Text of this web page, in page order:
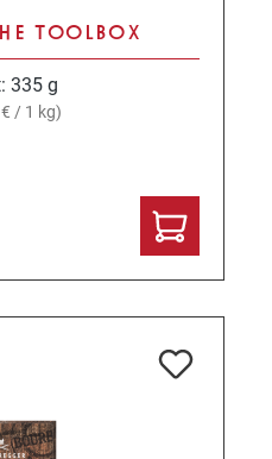
TOOLBOX
335 g
/ 1 kg)